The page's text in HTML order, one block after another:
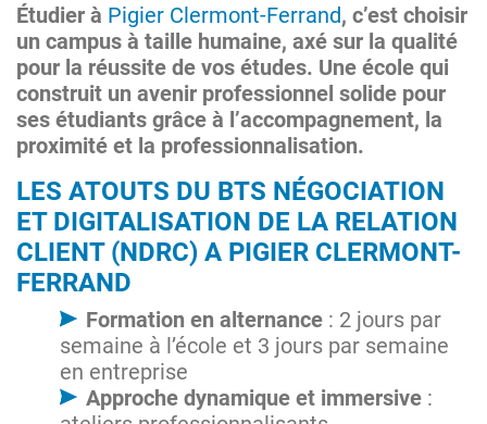
Étudier à Pigier Clermont-Ferrand, c’est choisir
un campus à taille humaine, axé sur la qualité
pour la réussite de vos études. Une école qui
construit un avenir professionnel solide pour
ses étudiants grâce à l’accompagnement, la
proximité et la professionnalisation.
LES ATOUTS DU BTS NÉGOCIATION
ET DIGITALISATION DE LA RELATION
CLIENT (NDRC) A PIGIER CLERMONT-
FERRAND
Formation en alternance : 2 jours par
semaine à l’école et 3 jours par semaine
en entreprise
Approche dynamique et immersive :